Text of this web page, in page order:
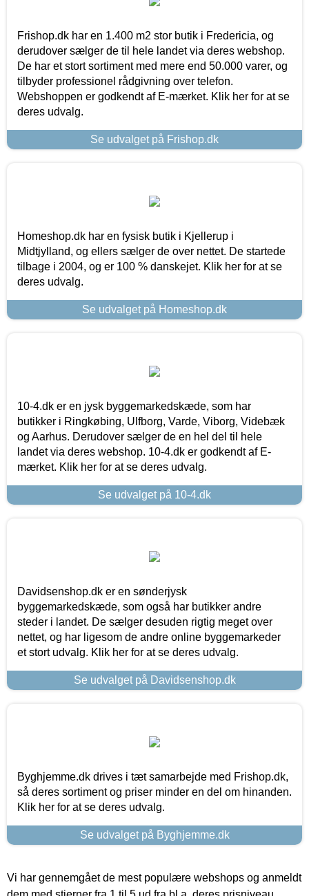
Frishop.dk har en 1.400 m2 stor butik i Fredericia, og
derudover sælger de til hele landet via deres webshop.
De har et stort sortiment med mere end 50.000 varer, og
tilbyder professionel rådgivning over telefon.
Webshoppen er godkendt af E-mærket. Klik her for at se
deres udvalg.
Se udvalget på Frishop.dk
Homeshop.dk har en fysisk butik i Kjellerup i
Midtjylland, og ellers sælger de over nettet. De startede
tilbage i 2004, og er 100 % danskejet. Klik her for at se
deres udvalg.
Se udvalget på Homeshop.dk
10-4.dk er en jysk byggemarkedskæde, som har
butikker i Ringkøbing, Ulfborg, Varde, Viborg, Videbæk
og Aarhus. Derudover sælger de en hel del til hele
landet via deres webshop. 10-4.dk er godkendt af E-
mærket. Klik her for at se deres udvalg.
Se udvalget på 10-4.dk
Davidsenshop.dk er en sønderjysk
byggemarkedskæde, som også har butikker andre
steder i landet. De sælger desuden rigtig meget over
nettet, og har ligesom de andre online byggemarkeder
et stort udvalg. Klik her for at se deres udvalg.
Se udvalget på Davidsenshop.dk
Byghjemme.dk drives i tæt samarbejde med Frishop.dk,
så deres sortiment og priser minder en del om hinanden.
Klik her for at se deres udvalg.
Se udvalget på Byghjemme.dk
Vi har gennemgået de mest populære webshops og anmeldt